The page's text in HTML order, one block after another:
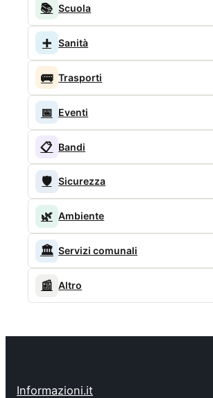
📚 Scuola
➕ Sanità
🚌 Trasporti
📅 Eventi
📋 Bandi
🛡️ Sicurezza
🌿 Ambiente
🏛️ Servizi comunali
📰 Altro
Informazioni.it